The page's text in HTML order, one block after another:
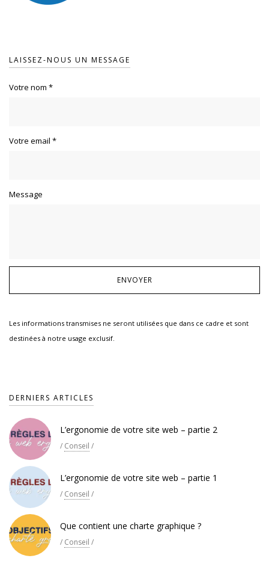
LAISSEZ-NOUS UN MESSAGE
Votre nom *
Votre email *
Message
Les informations transmises ne seront utilisées que dans ce cadre et sont
destinées à notre usage exclusif.
DERNIERS ARTICLES
L’ergonomie de votre site web – partie 2
/ Conseil /
L’ergonomie de votre site web – partie 1
/ Conseil /
Que contient une charte graphique ?
/ Conseil /